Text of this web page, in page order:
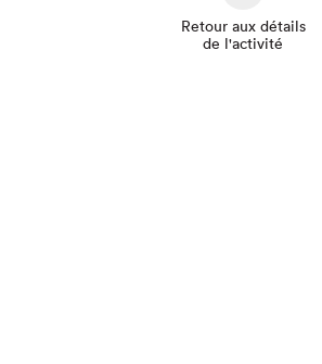
Retour aux détails
de l'activité